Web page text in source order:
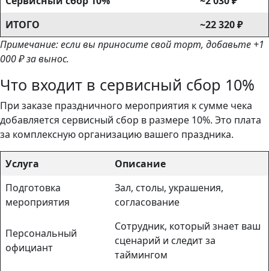
ИТОГО
~22 320 ₽
Примечание: если вы приносите свой торт, добавьте +1
000 ₽ за вынос.
Что входит в сервисный сбор 10%
При заказе праздничного мероприятия к сумме чека
добавляется сервисный сбор в размере 10%. Это плата
за комплексную организацию вашего праздника.
Услуга
Описание
Подготовка
мероприятия
Зал, столы, украшения,
согласование
Персональный
официант
Сотрудник, который знает ваш
сценарий и следит за
таймингом